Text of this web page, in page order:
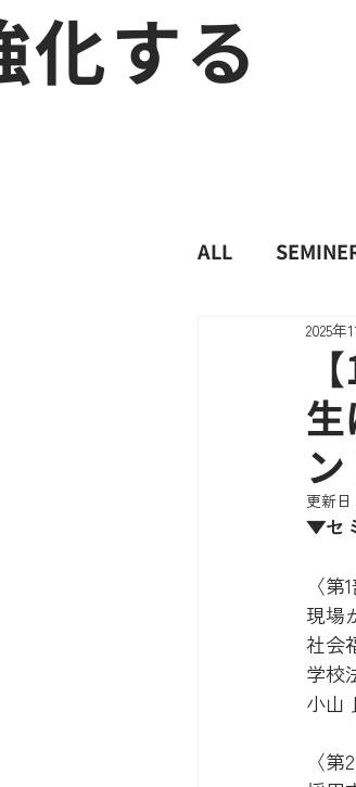
する
ALL
2025年
更新日
▼セ
〈第
現場
社会
学校
小山
〈第